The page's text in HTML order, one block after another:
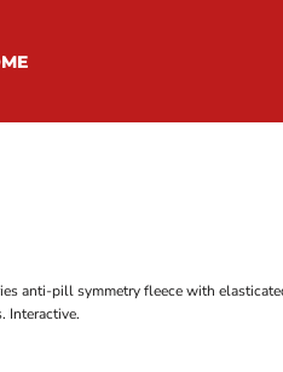
anti-pill symmetry fleece with
Interactive.